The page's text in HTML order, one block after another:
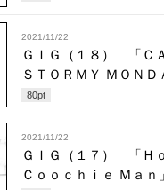
2021/11/22
ＧＩＧ（１８） 「Ｃ
ＳＴＯＲＭＹ ＭＯＮＤ
80pt
2021/11/22
ＧＩＧ（１７） 「Ｈ
Ｃｏｏｃｈｉｅ Ｍａｎ」